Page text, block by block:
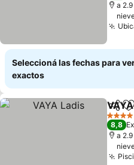
a
Seleccioná las fechas para
exactos
4
8,8
a